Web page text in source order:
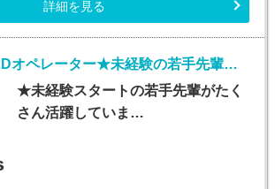
詳細を見る
データ入力(CADオペレーター★未経験の若手先輩活躍中★)
★未経験スタートの若手先輩がたく
さん活躍していま…